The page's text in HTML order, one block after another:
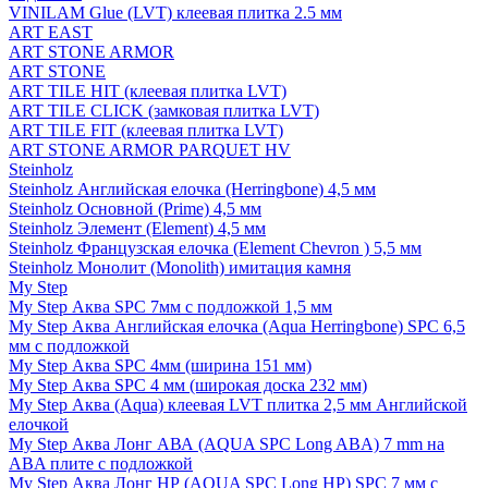
VINILAM Glue (LVT) клеевая плитка 2.5 мм
ART EAST
ART STONE ARMOR
ART STONE
ART TILE HIT (клеевая плитка LVT)
ART TILE CLICK (замковая плитка LVT)
ART TILE FIT (клеевая плитка LVT)
ART STONE ARMOR PARQUET HV
Steinholz
Steinholz Английская елочка (Herringbone) 4,5 мм
Steinholz Основной (Prime) 4,5 мм
Steinholz Элемент (Element) 4,5 мм
Steinholz Французская елочка (Element Chevron ) 5,5 мм
Steinholz Монолит (Monolith) имитация камня
My Step
My Step Аква SPC 7мм c подложкой 1,5 мм
My Step Аква Английская елочка (Aqua Herringbone) SPC 6,5
мм с подложкой
My Step Аква SPC 4мм (ширина 151 мм)
My Step Аква SPC 4 мм (широкая доска 232 мм)
My Step Аква (Aqua) клеевая LVT плитка 2,5 мм Английской
елочкой
My Step Аква Лонг АВА (AQUA SPC Long ABA) 7 mm на
ABA плите с подложкой
My Step Аква Лонг НР (AQUA SPC Long HP) SPC 7 мм с